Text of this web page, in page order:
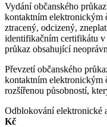
Vydání občanského
kontaktním elektronickým
ztracený, odcizený,
identifikačním certifikátu
průkaz obsahující
Převzetí občanského
kontaktním elektronickým
rozšířenou působností,
Odblokování elektronické
Kč